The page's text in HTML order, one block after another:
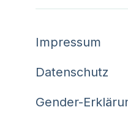
Impressum
Datenschutz
Gender-